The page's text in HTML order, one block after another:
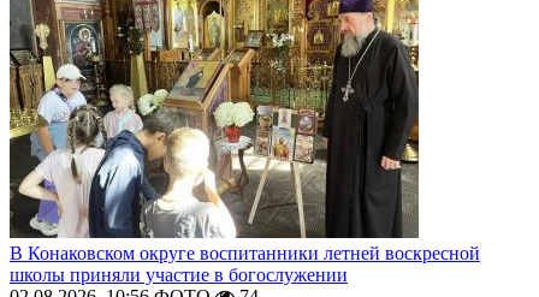
В Конаковском округе воспитанники летней воскресной
школы приняли участие в богослужении